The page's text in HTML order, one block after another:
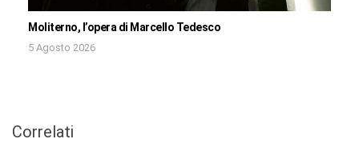
Moliterno, l’opera di Marcello Tedesco
5 Agosto 2026
Correlati